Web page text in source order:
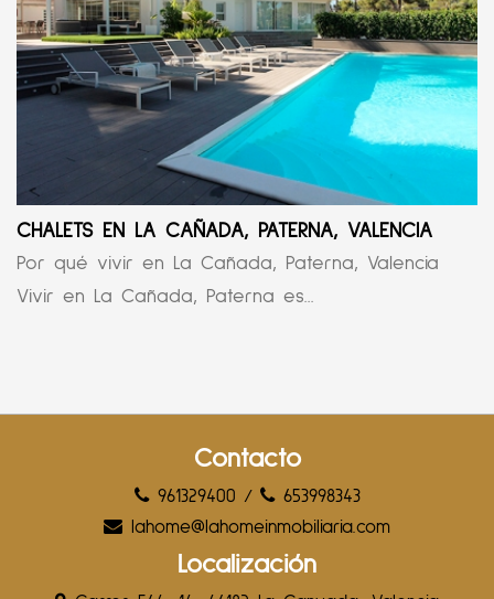
CHALETS EN LA CAÑADA, PATERNA, VALENCIA
Por qué vivir en La Cañada, Paterna, Valencia
Vivir en La Cañada, Paterna es...
Contacto
961329400 /
653998343
lahome@lahomeinmobiliaria.com
Localización